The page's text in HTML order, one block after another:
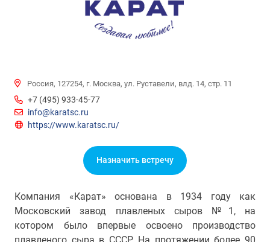
Россия, 127254, г. Москва, ул. Руставели, влд. 14, стр. 11
+7 (495) 933-45-77
info@karatsc.ru
https://www.karatsc.ru/
Назначить встречу
Компания «Карат» основана в 1934 году как
Московский завод плавленых сыров №1, на
котором было впервые освоено производство
плавленого сыра в СССР. На протяжении более 90